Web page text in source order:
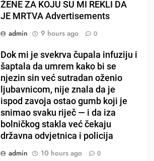
ŽENE ZA KOJU SU MI REKLI DA
JE MRTVA Advertisements
admin
9 hours ago 0
Dok mi je svekrva čupala infuziju i
šaptala da umrem kako bi se
njezin sin već sutradan oženio
ljubavnicom, nije znala da je
ispod zavoja ostao gumb koji je
snimao svaku riječ — i da iza
bolničkog stakla već čekaju
državna odvjetnica i policija
admin
10 hours ago 0